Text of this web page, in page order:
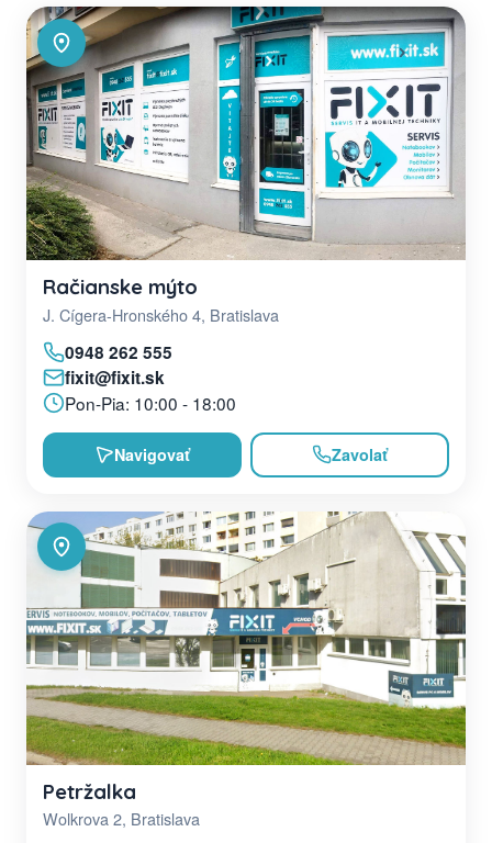
Račianske mýto
J. Cígera-Hronského 4, Bratislava
0948 262 555
fixit@fixit.sk
Pon-Pia: 10:00 - 18:00
Navigovať Zavolať
Petržalka
Wolkrova 2, Bratislava